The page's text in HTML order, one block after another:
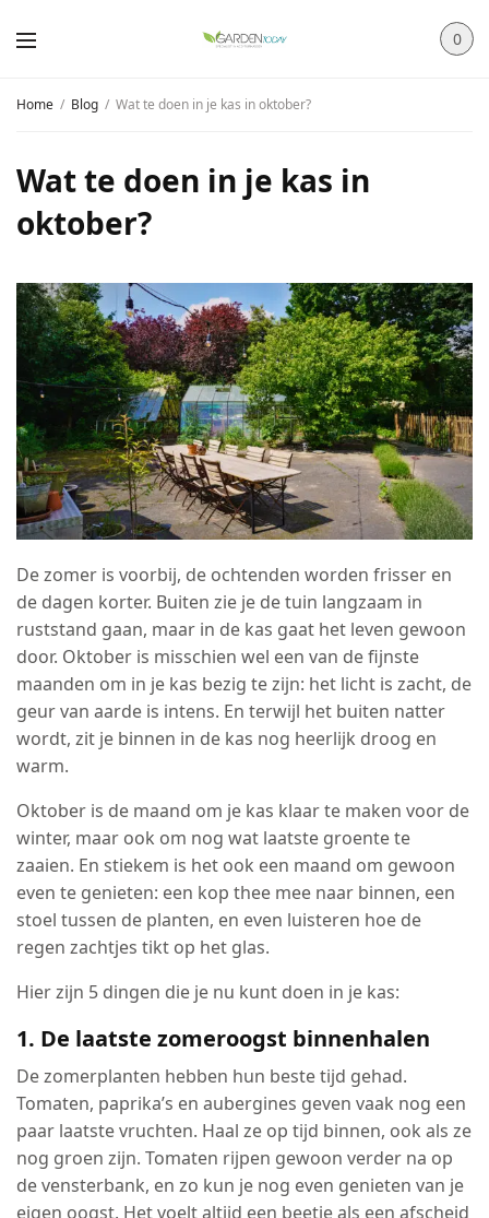
0
Home Blog Wat te doen in je kas in oktober?
Wat te doen in je kas in
oktober?
De zomer is voorbij, de ochtenden worden frisser en
de dagen korter. Buiten zie je de tuin langzaam in
ruststand gaan, maar in de kas gaat het leven gewoon
door. Oktober is misschien wel een van de fijnste
maanden om in je kas bezig te zijn: het licht is zacht, de
geur van aarde is intens. En terwijl het buiten natter
wordt, zit je binnen in de kas nog heerlijk droog en
warm.
Oktober is de maand om je kas klaar te maken voor de
winter, maar ook om nog wat laatste groente te
zaaien. En stiekem is het ook een maand om gewoon
even te genieten: een kop thee mee naar binnen, een
stoel tussen de planten, en even luisteren hoe de
regen zachtjes tikt op het glas.
Hier zijn 5 dingen die je nu kunt doen in je kas:
1. De laatste zomeroogst binnenhalen
De zomerplanten hebben hun beste tijd gehad.
Tomaten, paprika’s en aubergines geven vaak nog een
paar laatste vruchten. Haal ze op tijd binnen, ook als ze
nog groen zijn. Tomaten rijpen gewoon verder na op
de vensterbank, en zo kun je nog even genieten van je
eigen oogst. Het voelt altijd een beetje als een afscheid